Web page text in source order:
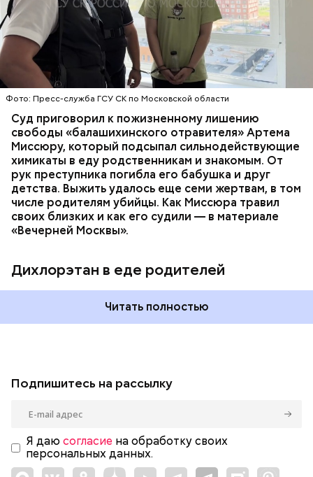
Фото: Пресс-служба ГСУ СК по Московской области
Суд приговорил к пожизненному лишению
свободы «балашихинского отравителя» Артема
Миссюру, который подсыпал сильнодействующие
химикаты в еду родственникам и знакомым. От
рук преступника погибла его бабушка и друг
детства. Выжить удалось еще семи жертвам, в том
числе родителям убийцы. Как Миссюра травил
своих близких и как его судили — в материале
«Вечерней Москвы».
Дихлорэтан в еде родителей
плохое самочувствие. Врачи не смогли поставить
им точный диагноз, после чего анализы
потерпевших направили на экспертизу. В них
специалисты обнаружили сильнодействующий
химикат дихлорэтан, который не мог попасть в
организм супругов случайно. То же самое вещество
нашли в еде, изъятой из квартиры пострадавших.
Читать полностью
ОТРАВЛЕНИЯ БАЛАШИХА
РОДИТЕЛИ
СЛЕДСТВЕННЫЙ КОМИТЕТ
ЭКСПЕРТИЗЫ
Подпишитесь на рассылку
Я даю согласие на обработку своих
персональных данных.